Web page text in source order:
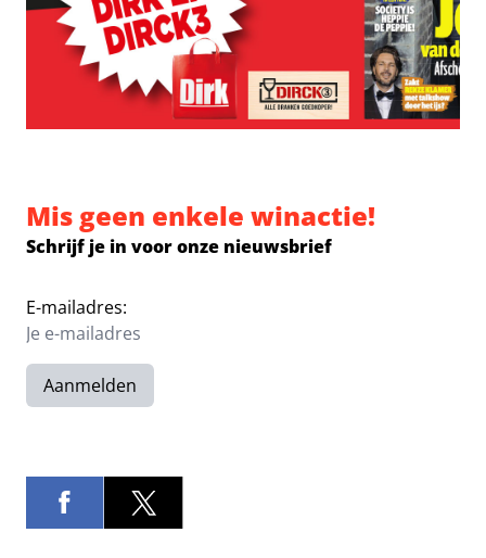
Mis geen enkele winactie!
Schrijf je in voor onze nieuwsbrief
E-mailadres:
Aanmelden